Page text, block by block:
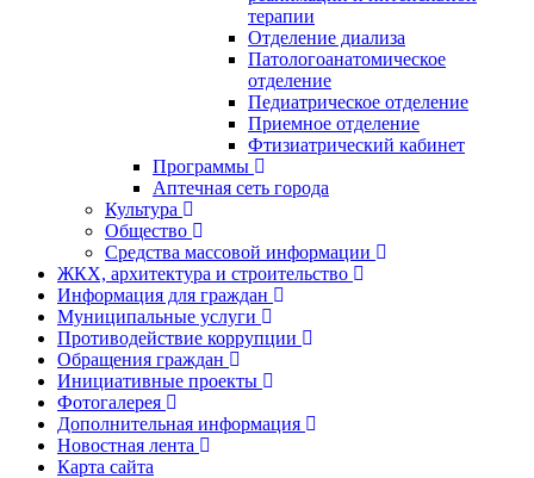
терапии
Отделение диализа
Патологоанатомическое
отделение
Педиатрическое отделение
Приемное отделение
Фтизиатрический кабинет
Программы
Аптечная сеть города
Культура
Общество
Средства массовой информации
ЖКХ, архитектура и строительство
Информация для граждан
Муниципальные услуги
Противодействие коррупции
Обращения граждан
Инициативные проекты
Фотогалерея
Дополнительная информация
Новостная лента
Карта сайта